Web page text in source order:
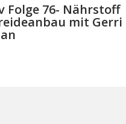
Folge 76- Nährstoff
mit Gerri